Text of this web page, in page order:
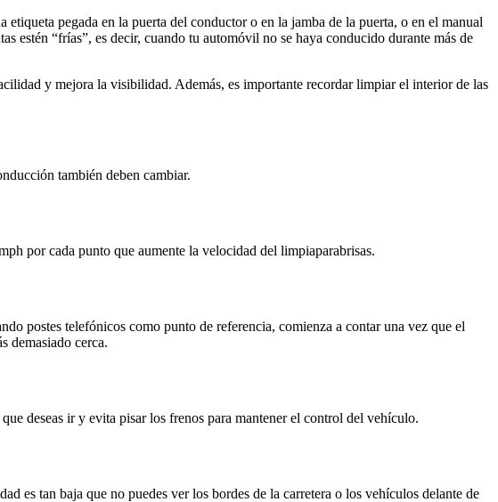
pegada en la puerta del conductor o en la jamba de la puerta, o en el manual
estén “frías”, es decir, cuando tu automóvil no se haya conducido durante más de
y mejora la visibilidad. Además, es importante recordar limpiar el interior de las
también deben cambiar.
por cada punto que aumente la velocidad del limpiaparabrisas.
postes telefónicos como punto de referencia, comienza a contar una vez que el
demasiado cerca.
deseas ir y evita pisar los frenos para mantener el control del vehículo.
es tan baja que no puedes ver los bordes de la carretera o los vehículos delante de